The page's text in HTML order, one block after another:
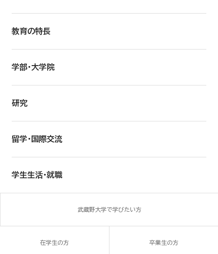
教育の特長
学部・大学院
研究
留学・国際交流
学生生活・就職
武蔵野大学で学びたい方
在学生の方 卒業生の方